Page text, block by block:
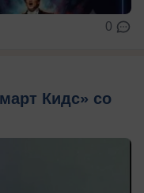
0
Кидс» со